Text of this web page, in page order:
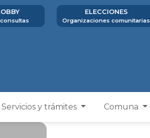
ELECCIONES
Organizaciones comunitarias
Servicios y trámites Comuna